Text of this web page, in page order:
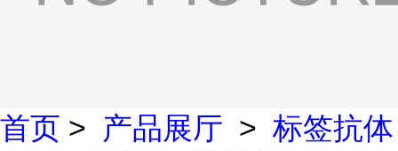
首页 > 产品展厅 > 标签抗体